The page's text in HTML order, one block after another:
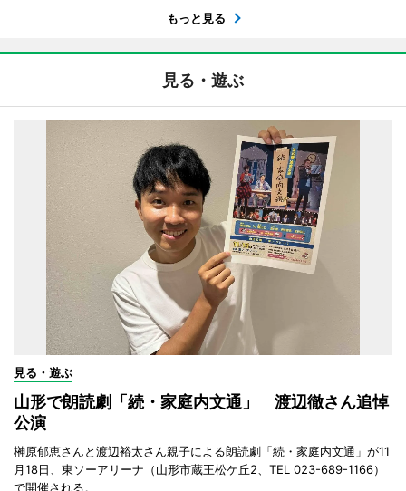
もっと見る
見る・遊ぶ
見る・遊ぶ
山形で朗読劇「続・家庭内文通」 渡辺徹さん追悼
公演
榊原郁恵さんと渡辺裕太さん親子による朗読劇「続・家庭内文通」が11
月18日、東ソーアリーナ（山形市蔵王松ケ丘2、TEL 023-689-1166）
で開催される。